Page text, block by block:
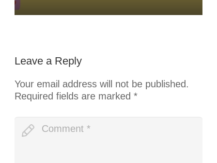
Leave a Reply
Your email address will not be published.
Required fields are marked *